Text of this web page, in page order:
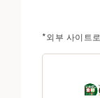
*외부 사이트